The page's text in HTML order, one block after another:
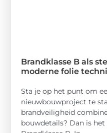
Brandklasse B als
moderne folie
Sta je op het punt om
nieuwbouwproject te
brandveiligheid
bouwdetails? Dan is